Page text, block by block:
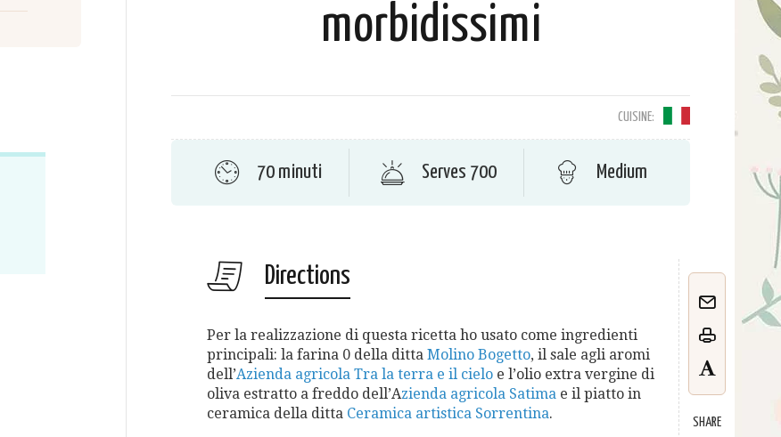
morbidissimi
CUISINE:
70 minuti Serves 700 Medium
Directions
SHARE
Per la realizzazione di questa ricetta ho usato come ingredienti
principali: la farina 0 della ditta Molino Bogetto, il sale agli aromi
dell’Azienda agricola Tra la terra e il cielo e l’olio extra vergine di
oliva estratto a freddo dell’Azienda agricola Satima e il piatto in
ceramica della ditta Ceramica artistica Sorrentina.